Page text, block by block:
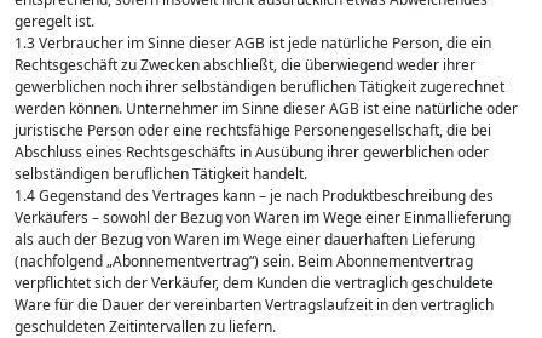
geregelt ist.
1.3 Verbraucher im Sinne dieser AGB ist jede natürliche Person, die ein
Rechtsgeschäft zu Zwecken abschließt, die überwiegend weder ihrer
gewerblichen noch ihrer selbständigen beruflichen Tätigkeit zugerechnet
werden können. Unternehmer im Sinne dieser AGB ist eine natürliche oder
juristische Person oder eine rechtsfähige Personengesellschaft, die bei
Abschluss eines Rechtsgeschäfts in Ausübung ihrer gewerblichen oder
selbständigen beruflichen Tätigkeit handelt.
1.4 Gegenstand des Vertrages kann – je nach Produktbeschreibung des
Verkäufers – sowohl der Bezug von Waren im Wege einer Einmallieferung
als auch der Bezug von Waren im Wege einer dauerhaften Lieferung
(nachfolgend „Abonnementvertrag“) sein. Beim Abonnementvertrag
verpflichtet sich der Verkäufer, dem Kunden die vertraglich geschuldete
Ware für die Dauer der vereinbarten Vertragslaufzeit in den vertraglich
geschuldeten Zeitintervallen zu liefern.